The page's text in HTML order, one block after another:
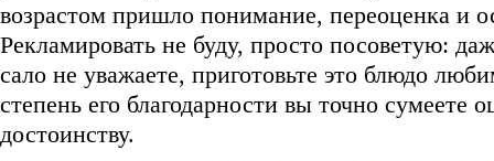
возрастом пришло понимание, переоценка и
Рекламировать не буду, просто посоветую:
сало не уважаете, приготовьте это блюдо
степень его благодарности вы точно сумеете
достоинству.